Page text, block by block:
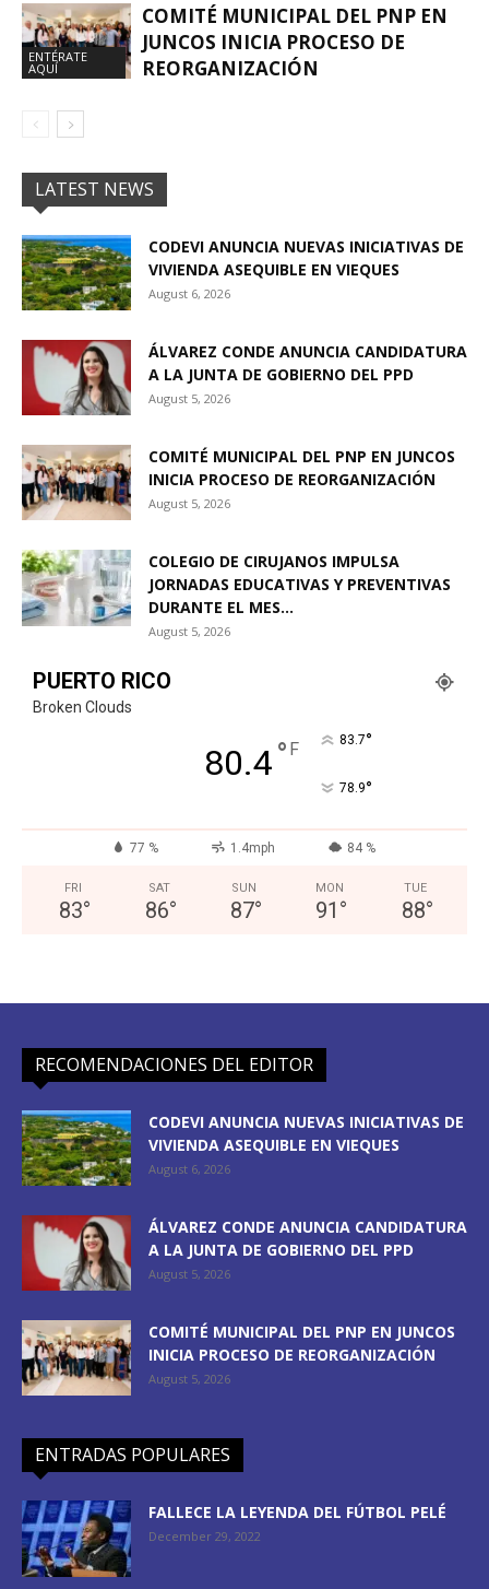
ENTÉRATE
AQUÍ
COMITÉ MUNICIPAL DEL PNP EN
JUNCOS INICIA PROCESO DE
REORGANIZACIÓN
LATEST NEWS
CODEVI ANUNCIA NUEVAS INICIATIVAS DE
VIVIENDA ASEQUIBLE EN VIEQUES
August 6, 2026
ÁLVAREZ CONDE ANUNCIA CANDIDATURA
A LA JUNTA DE GOBIERNO DEL PPD
August 5, 2026
COMITÉ MUNICIPAL DEL PNP EN JUNCOS
INICIA PROCESO DE REORGANIZACIÓN
August 5, 2026
COLEGIO DE CIRUJANOS IMPULSA
JORNADAS EDUCATIVAS Y PREVENTIVAS
DURANTE EL MES...
August 5, 2026
PUERTO RICO
Broken Clouds
80.4° F 83.7°
78.9°
77 % 1.4mph 84 %
FRI
83°
SAT
86°
SUN
87°
MON
91 °
TUE
88°
RECOMENDACIONES DEL EDITOR
CODEVI ANUNCIA NUEVAS INICIATIVAS DE
VIVIENDA ASEQUIBLE EN VIEQUES
August 6, 2026
ÁLVAREZ CONDE ANUNCIA CANDIDATURA
A LA JUNTA DE GOBIERNO DEL PPD
August 5, 2026
COMITÉ MUNICIPAL DEL PNP EN JUNCOS
INICIA PROCESO DE REORGANIZACIÓN
August 5, 2026
ENTRADAS POPULARES
FALLECE LA LEYENDA DEL FÚTBOL PELÉ
December 29, 2022